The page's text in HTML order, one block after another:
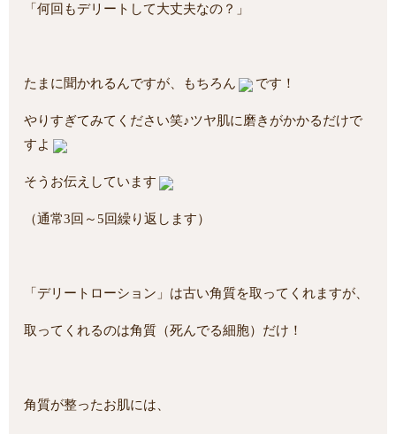
「何回もデリートして大丈夫なの？」
たまに聞かれるんですが、もちろん です！
やりすぎてみてください笑♪ツヤ肌に磨きがかかるだけで
すよ
そうお伝えしています
（通常3回～5回繰り返します）
「デリートローション」は古い角質を取ってくれますが、
取ってくれるのは角質（死んでる細胞）だけ！
角質が整ったお肌には、